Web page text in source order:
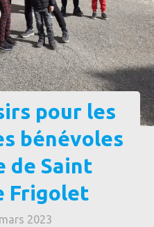
pour les
bénévoles
de Saint
Frigolet
2023